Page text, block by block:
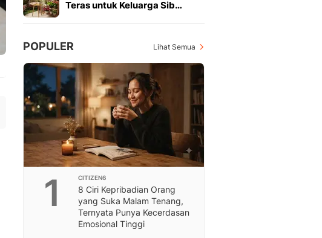
Teras untuk Keluarga Sib…
POPULER Lihat Semua
1 CITIZEN6
8 Ciri Kepribadian Orang
yang Suka Malam Tenang,
Ternyata Punya Kecerdasan
Emosional Tinggi